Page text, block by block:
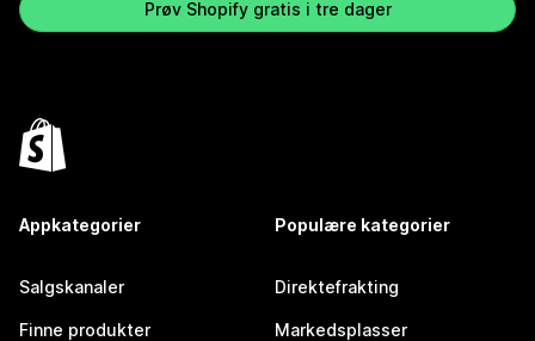
Prøv Shopify gratis i tre dager
Appkategorier
Salgskanaler
Finne produkter
Populære kategorier
Direktefrakting
Markedsplasser